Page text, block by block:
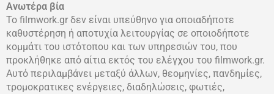
Ανωτέρα βία
Το filmwork.gr δεν είναι υπεύθηνο για οποιαδήποτε
καθυστέρηση ή αποτυχία λειτουργίας σε οποιοδήποτε
κομμάτι του ιστότοπου και των υπηρεσιών του, που
προκλήθηκε από αίτια εκτός του ελέγχου του filmwork.gr.
Αυτό περιλαμβάνει μεταξύ άλλων, θεομηνίες, πανδημίες,
τρομοκρατικες ενέργειες, διαδηλώσεις, φωτιές,